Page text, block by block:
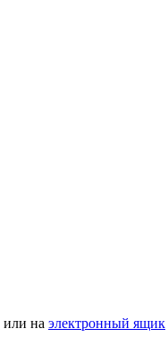
или на электронный ящик